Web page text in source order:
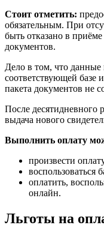
Стоит отметить:
обязательным. При
быть отказано в
документов.
Дело в том, что данные
соответствующей базе
пакета документов не
После десятидневного
выдача нового
Выполнить оплату
произвести
воспользоваться
оплатить,
онлайн.
Льготы на